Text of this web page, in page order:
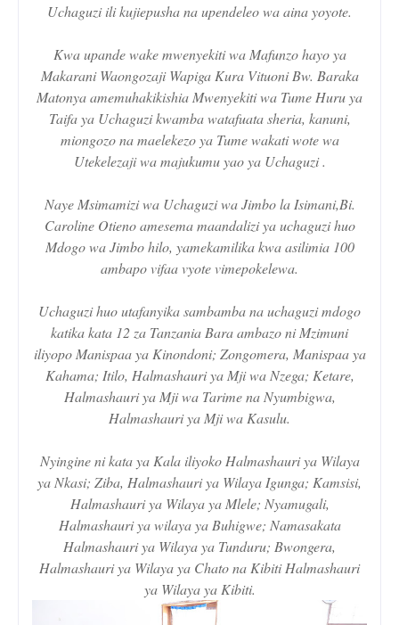
Uchaguzi ili kujiepusha na upendeleo wa aina yoyote.
Kwa upande wake mwenyekiti wa Mafunzo hayo ya
Makarani Waongozaji Wapiga Kura Vituoni Bw. Baraka
Matonya amemuhakikishia Mwenyekiti wa Tume Huru ya
Taifa ya Uchaguzi kwamba watafuata sheria, kanuni,
miongozo na maelekezo ya Tume wakati wote wa
Utekelezaji wa majukumu yao ya Uchaguzi .
Naye Msimamizi wa Uchaguzi wa Jimbo la Isimani,Bi.
Caroline Otieno amesema maandalizi ya uchaguzi huo
Mdogo wa Jimbo hilo, yamekamilika kwa asilimia 100
ambapo vifaa vyote vimepokelewa.
Uchaguzi huo utafanyika sambamba na uchaguzi mdogo
katika kata 12 za Tanzania Bara ambazo ni Mzimuni
iliyopo Manispaa ya Kinondoni; Zongomera, Manispaa ya
Kahama; Itilo, Halmashauri ya Mji wa Nzega; Ketare,
Halmashauri ya Mji wa Tarime na Nyumbigwa,
Halmashauri ya Mji wa Kasulu.
Nyingine ni kata ya Kala iliyoko Halmashauri ya Wilaya
ya Nkasi; Ziba, Halmashauri ya Wilaya Igunga; Kamsisi,
Halmashauri ya Wilaya ya Mlele; Nyamugali,
Halmashauri ya wilaya ya Buhigwe; Namasakata
Halmashauri ya Wilaya ya Tunduru; Bwongera,
Halmashauri ya Wilaya ya Chato na Kibiti Halmashauri
ya Wilaya ya Kibiti.